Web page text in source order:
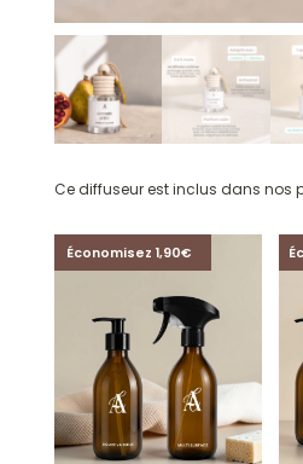
Ce diffuseur est inclus dans nos
Économisez 1,90€